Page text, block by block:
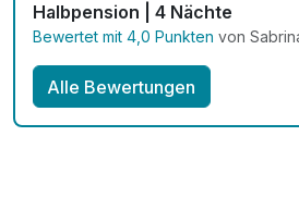
Halbpension | 4 Nächte
Bewertet mit 4,0 Punkten von
Alle Bewertungen